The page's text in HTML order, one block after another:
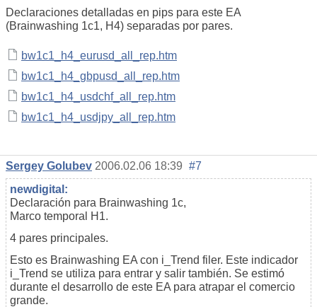
Declaraciones detalladas en pips para este EA
(Brainwashing 1c1, H4) separadas por pares.
bw1c1_h4_eurusd_all_rep.htm
bw1c1_h4_gbpusd_all_rep.htm
bw1c1_h4_usdchf_all_rep.htm
bw1c1_h4_usdjpy_all_rep.htm
Sergey Golubev 2006.02.06 18:39 #7
newdigital:
Declaración para Brainwashing 1c,
Marco temporal H1.
4 pares principales.
Esto es Brainwashing EA con i_Trend filer. Este indicador
i_Trend se utiliza para entrar y salir también. Se estimó
durante el desarrollo de este EA para atrapar el comercio
grande.